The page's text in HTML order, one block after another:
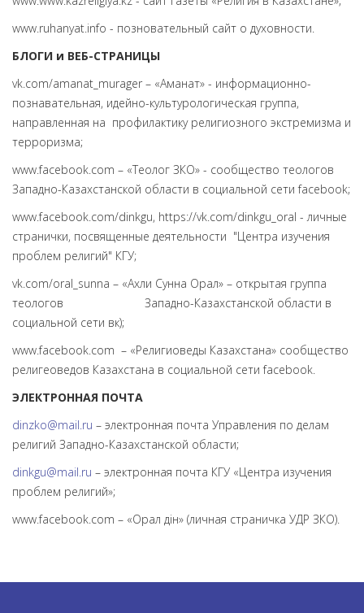
www.ruhanyat.info - позновательный сайт о духовности.
БЛОГИ и ВЕБ-СТРАНИЦЫ
vk.com/amanat_murager – «Аманат» - информационно-
познавательная, идейно-культурологическая группа,
направленная на профилактику религиозного экстремизма и
терроризма;
www.facebook.com – «Теолог ЗКО» - сообщество теологов
Западно-Казахстанской области в социальной сети facebook;
www.facebook.com/dinkgu, https://vk.com/dinkgu_oral - личные
странички, посвященные деятельности "Центра изучения
проблем религий" КГУ;
vk.com/oral_sunna – «Ахли Сунна Орал» – открытая группа
теологов Западно-Казахстанской области в
социальной сети вк);
www.facebook.com – «Религиоведы Казахстана» сообщество
религеоведов Казахстана в социальной сети facebook.
ЭЛЕКТРОННАЯ ПОЧТА
dinzko@mail.ru – электронная почта Управления по делам
религий Западно-Казахстанской области;
dinkgu@mail.ru – электронная почта КГУ «Центра изучения
проблем религий»;
www.facebook.com – «Орал дін» (личная страничка УДР ЗКО).